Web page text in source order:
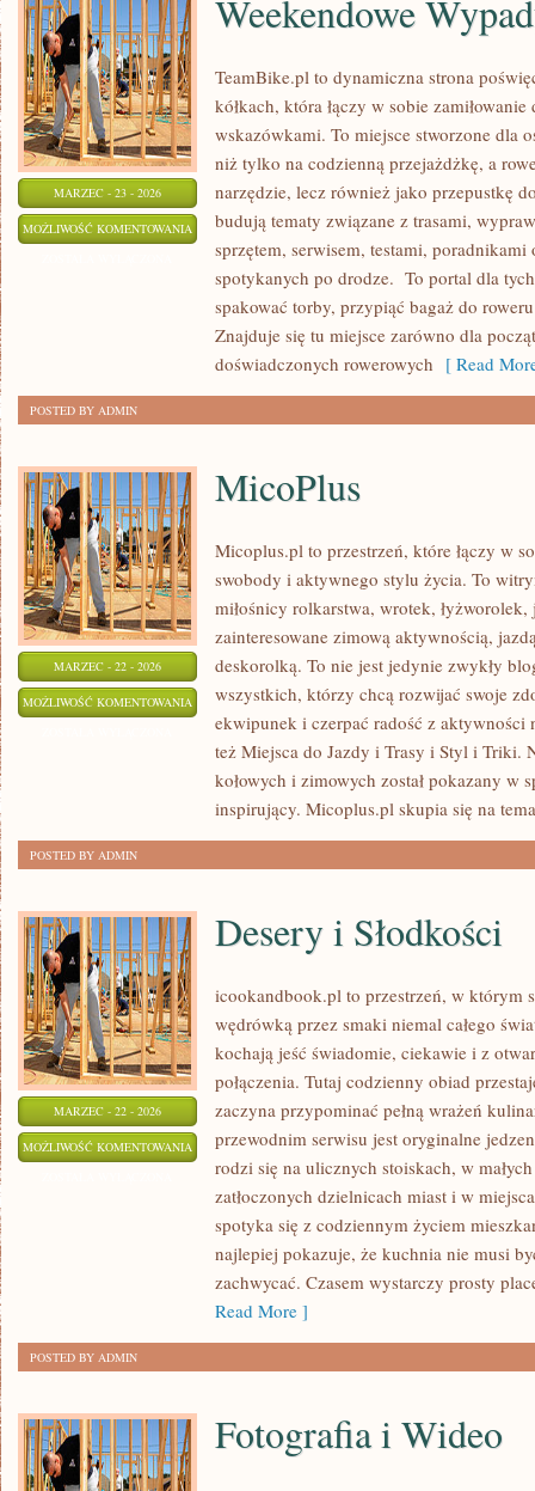
MARZEC - 23 - 2026
MOŻLIWOŚĆ KOMENTOWANIA WEEKENDOWE
WYPADY
Weekendowe
TeamBike.pl to dynamiczna strona
kółkach, która łączy w sobie
wskazówkami. To miejsce stworzone dla
niż tylko na codzienną przejażdżkę, a
narzędzie, lecz również jako przepustkę
budują tematy związane z trasami,
sprzętem, serwisem, testami,
spotykanych po drodze. To portal dla
spakować torby, przypiąć bagaż do
Znajduje się tu miejsce zarówno dla
doświadczonych rowerowych [ Read
POSTED BY ADMIN
MARZEC - 22 - 2026
MOŻLIWOŚĆ KOMENTOWANIA MICOPLUS
MicoPlus
Micoplus.pl to przestrzeń, które łączy w
swobody i aktywnego stylu życia. To
miłośnicy rolkarstwa, wrotek,
zainteresowane zimową aktywnością,
deskorolką. To nie jest jedynie zwykły
wszystkich, którzy chcą rozwijać swoje
ekwipunek i czerpać radość z aktywności
też Miejsca do Jazdy i Trasy i Styl i Triki.
kołowych i zimowych został pokazany w
inspirujący. Micoplus.pl skupia się na
POSTED BY ADMIN
MARZEC - 22 - 2026
MOŻLIWOŚĆ KOMENTOWANIA DESERY
SŁODKOŚCI
Desery i Słodkości
icookandbook.pl to przestrzeń, w którym
wędrówką przez smaki niemal całego
kochają jeść świadomie, ciekawie i z
połączenia. Tutaj codzienny obiad
zaczyna przypominać pełną wrażeń
przewodnim serwisu jest oryginalne
rodzi się na ulicznych stoiskach, w
zatłoczonych dzielnicach miast i w
spotyka się z codziennym życiem
najlepiej pokazuje, że kuchnia nie musi
zachwycać. Czasem wystarczy prosty
Read More ]
POSTED BY ADMIN
Fotografia i Wideo